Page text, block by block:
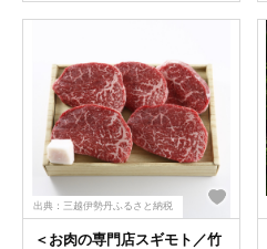
出典：三越伊勢丹ふるさと納税
＜お肉の専門店スギモト／竹